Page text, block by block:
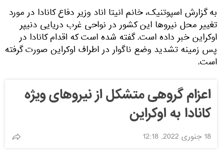
به گزارش اسپوتنیک، خانم انیتا اناد وزیر دفاع کانادا در مورد
تغییر محل نیروها این کشور در نواحی غرب دریایی دنیپر
اوکراین خبر داده است. گفته شده است که اقدام کانادا در
پس زمینه تشدید وضع ناگوار در اطراف اوکراین صورت گرفته
است.
اعزام گروهی متشکل از نیروهای ویژه
کانادا به اوکراین
18 جنوری 2022, 12:18